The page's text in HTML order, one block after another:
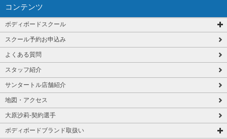
コンテンツ
ボディボードスクール
スクール予約お申込み
よくある質問
スタッフ紹介
サンタートル店舗紹介
地図・アクセス
大原沙莉-契約選手
ボディボードブランド取扱い